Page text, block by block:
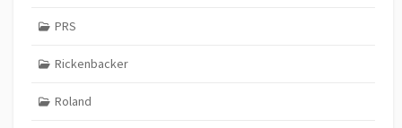
PRS
Rickenbacker
Roland